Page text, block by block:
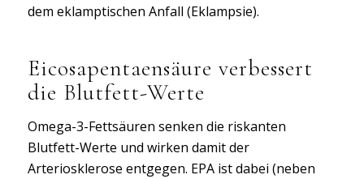
dem eklamptischen Anfall (Eklampsie).
Eicosapentaensäure verbessert
die Blutfett-Werte
Omega-3-Fettsäuren senken die riskanten
Blutfett-Werte und wirken damit der
Arteriosklerose entgegen. EPA ist dabei (neben